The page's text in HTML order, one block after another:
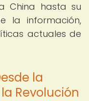
China hasta su
la información,
actuales de
la
Revolución